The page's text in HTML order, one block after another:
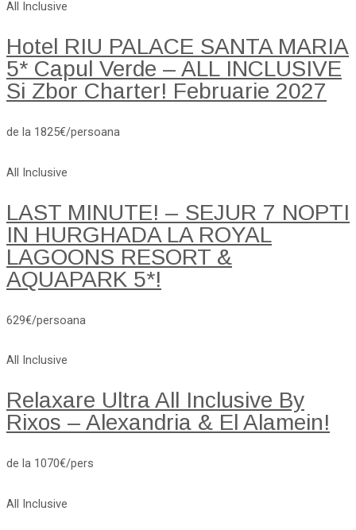
All Inclusive
Hotel RIU PALACE SANTA MARIA
5* Capul Verde – ALL INCLUSIVE
Si Zbor Charter! Februarie 2027
de la 1825€/persoana
All Inclusive
LAST MINUTE! – SEJUR 7 NOPTI
IN HURGHADA LA ROYAL
LAGOONS RESORT &
AQUAPARK 5*!
629€/persoana
All Inclusive
Relaxare Ultra All Inclusive By
Rixos – Alexandria & El Alamein!
de la 1070€/pers
All Inclusive